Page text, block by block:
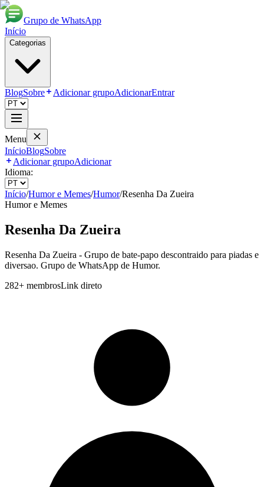
Grupo de WhatsApp
Início
Categorias
BlogSobre Adicionar grupoAdicionarEntrar
Menu
InícioBlogSobre
Adicionar grupoAdicionar
Idioma:
Início/Humor e Memes/Humor/Resenha Da Zueira
Humor e Memes
Resenha Da Zueira
Resenha Da Zueira - Grupo de bate-papo descontraido para piadas e
diversao. Grupo de WhatsApp de Humor.
282+ membrosLink direto